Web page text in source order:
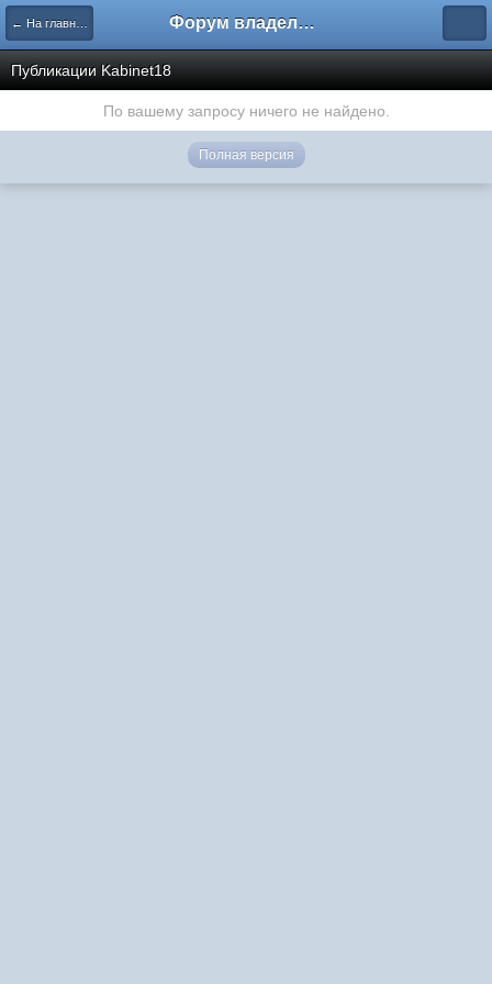
← На главную Форум владельцев интернет-магазинов
Публикации Kabinet18
По вашему запросу ничего не найдено.
Полная версия